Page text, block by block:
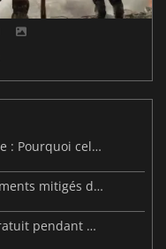
La saison 2 de Battlefield 6 retardée : Pourquoi cela vaut la peine d'attendre un peu plus longtemps
De l'enthousiasme initial aux sentiments mitigés dans BF 6
Profitez de Battlefield 6 en accès gratuit pendant une semaine